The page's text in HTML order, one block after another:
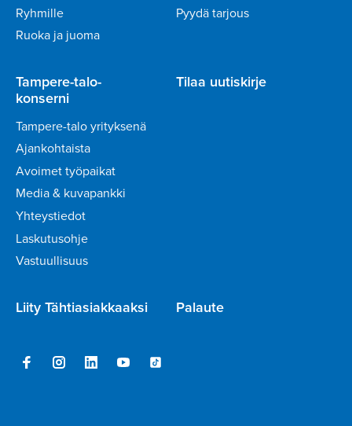
Ryhmille
Ruoka ja juoma
Pyydä tarjous
Tampere-talo-
konserni
Tampere-talo yrityksenä
Ajankohtaista
Avoimet työpaikat
Media & kuvapankki
Yhteystiedot
Laskutusohje
Vastuullisuus
Tilaa uutiskirje
Liity Tähtiasiakkaaksi Palaute